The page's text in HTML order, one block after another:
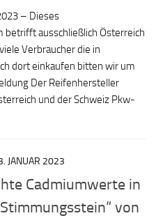
– Dieses
betrifft ausschließlich Österreich
Verbraucher die in
dort einkaufen bitten wir um
Der Reifenhersteller
und der Schweiz Pkw-
JANUAR 2023
Cadmiumwerte in
von